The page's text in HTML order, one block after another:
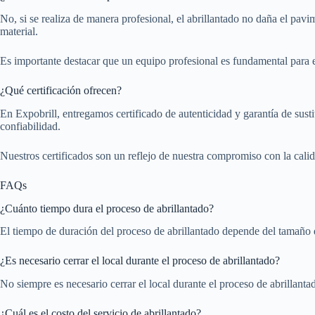
No, si se realiza de manera profesional, el abrillantado no daña el
material.
Es importante destacar que un equipo profesional es fundamental
¿Qué certificación ofrecen?
En Expobrill, entregamos certificado de autenticidad y garantía de
confiabilidad.
Nuestros certificados son un reflejo de nuestra compromiso con la
FAQs
¿Cuánto tiempo dura el proceso de abrillantado?
El tiempo de duración del proceso de abrillantado depende del
¿Es necesario cerrar el local durante el proceso de abrillantado?
No siempre es necesario cerrar el local durante el proceso de